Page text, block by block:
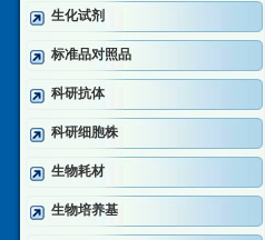
生化试剂
标准品对照品
科研抗体
科研细胞株
生物耗材
生物培养基